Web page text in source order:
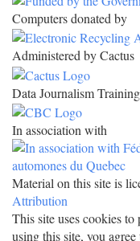
Computers donated by
Administered by Cactus
Data Journalism
In association with
Material on this site is
Attribution
This site uses cookies
using this site, you